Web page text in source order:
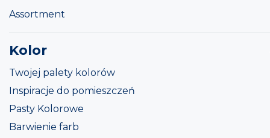
Assortment
Kolor
Twojej palety kolorów
Inspiracje do pomieszczeń
Pasty Kolorowe
Barwienie farb